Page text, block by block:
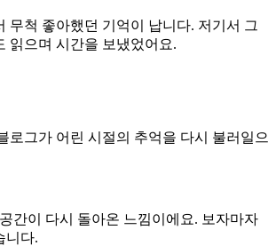
무척 좋아했던 기억이 납니다. 저기서 그
읽으며 시간을 보냈었어요.
로그가 어린 시절의 추억을 다시 불러일으
간이 다시 돌아온 느낌이에요. 보자마자
니다.